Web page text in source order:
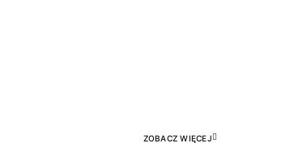
ZOBACZ WIĘCEJ